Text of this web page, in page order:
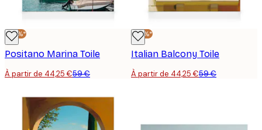
-25%*
Positano Marina Toile
À partir de 44,25 €59 €
-25%*
Italian Balcony Toile
À partir de 44,25 €59 €